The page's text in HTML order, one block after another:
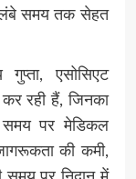
लंबे समय तक सेहत
एसोसिएट
रही हैं, जिनका
समय पर मेडिकल
की कमी,